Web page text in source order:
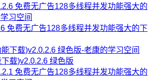
免费无广告128多线程并发功能强大的下
载)v2.0.2.6 绿色版